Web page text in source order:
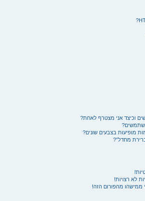
וכיצד אני מצטרף לאחת?
מופיעות בצבעים שונים?
מחדל”?
לא רצויות!
ממישהו מהפורום הזה!